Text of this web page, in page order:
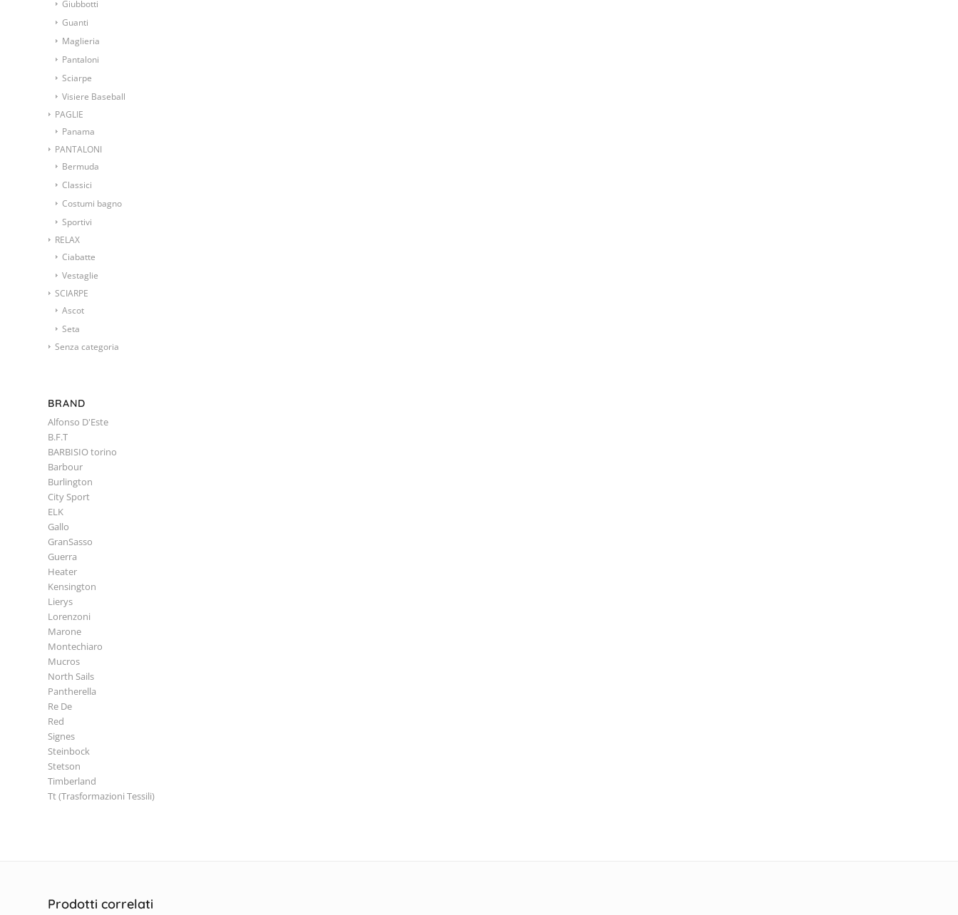
Giubbotti
Guanti
Maglieria
Pantaloni
Sciarpe
Visiere Baseball
PAGLIE
Panama
PANTALONI
Bermuda
Classici
Costumi bagno
Sportivi
RELAX
Ciabatte
Vestaglie
SCIARPE
Ascot
Seta
Senza categoria
BRAND
Alfonso D'Este
B.F.T
BARBISIO torino
Barbour
Burlington
City Sport
ELK
Gallo
GranSasso
Guerra
Heater
Kensington
Lierys
Lorenzoni
Marone
Montechiaro
Mucros
North Sails
Pantherella
Re De
Red
Signes
Steinbock
Stetson
Timberland
Tt (Trasformazioni Tessili)
Prodotti correlati